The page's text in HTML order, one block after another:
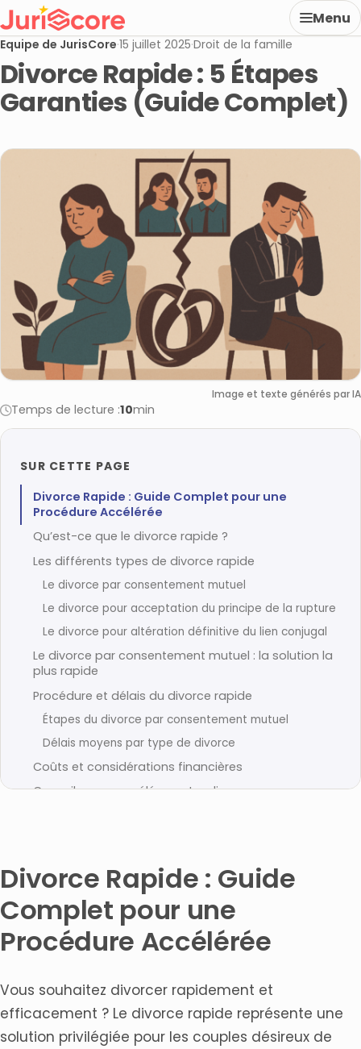
Menu
Equipe de JurisCore·15 juillet 2025·Droit de la famille
Divorce Rapide : 5 Étapes
Garanties (Guide Complet)
Image et texte générés par IA
Temps de lecture :10min
SUR CETTE PAGE
Divorce Rapide : Guide Complet pour une
Procédure Accélérée
Qu’est-ce que le divorce rapide ?
Les différents types de divorce rapide
Le divorce par consentement mutuel
Le divorce pour acceptation du principe de la rupture
Le divorce pour altération définitive du lien conjugal
Le divorce par consentement mutuel : la solution la
plus rapide
Procédure et délais du divorce rapide
Étapes du divorce par consentement mutuel
Délais moyens par type de divorce
Coûts et considérations financières
Conseils pour accélérer votre divorce
Quelles sont les étapes principales d’un divorce
rapide ?
Quelle est la différence entre un divorce rapide et un
divorce traditionnel ?
Comment choisir un avocat pour un divorce rapide ?
Quand faut-il envisager de consulter un juge aux
affaires familiales ?
Divorce Rapide : Guide
Complet pour une
Procédure Accélérée
Vous souhaitez divorcer rapidement et
efficacement ? Le divorce rapide représente une
solution privilégiée pour les couples désireux de